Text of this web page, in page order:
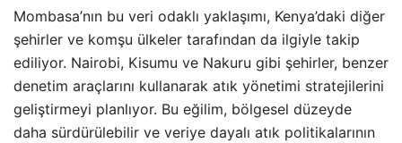
Mombasa’nın bu veri odaklı yaklaşımı, Kenya’daki diğer
şehirler ve komşu ülkeler tarafından da ilgiyle takip
ediliyor. Nairobi, Kisumu ve Nakuru gibi şehirler, benzer
denetim araçlarını kullanarak atık yönetimi stratejilerini
geliştirmeyi planlıyor. Bu eğilim, bölgesel düzeyde
daha sürdürülebilir ve veriye dayalı atık politikalarının